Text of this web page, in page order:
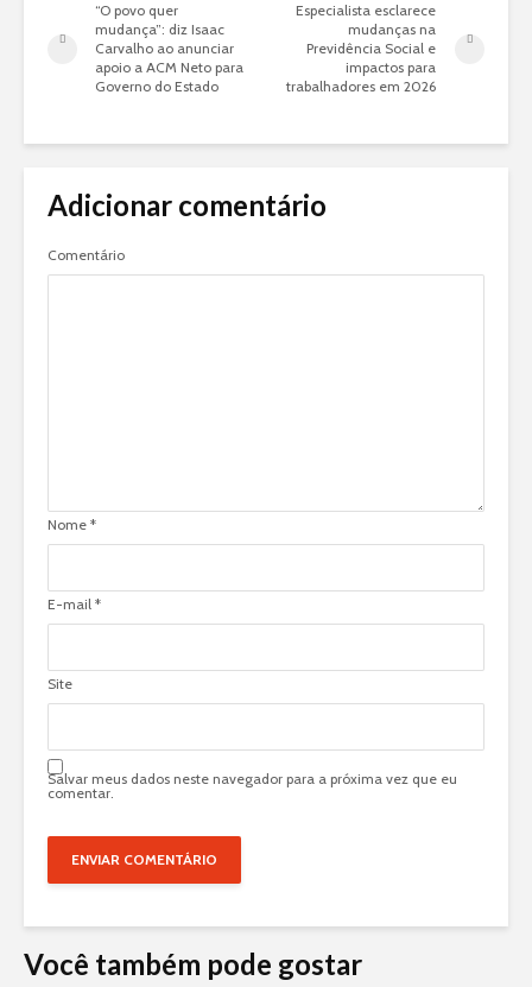
“O povo quer
mudança”: diz Isaac
Carvalho ao anunciar
apoio a ACM Neto para
Governo do Estado
Especialista esclarece
mudanças na
Previdência Social e
impactos para
trabalhadores em 2026
Adicionar comentário
Comentário
Nome *
E-mail *
Site
Salvar meus dados neste navegador para a próxima vez que eu
comentar.
Você também pode gostar